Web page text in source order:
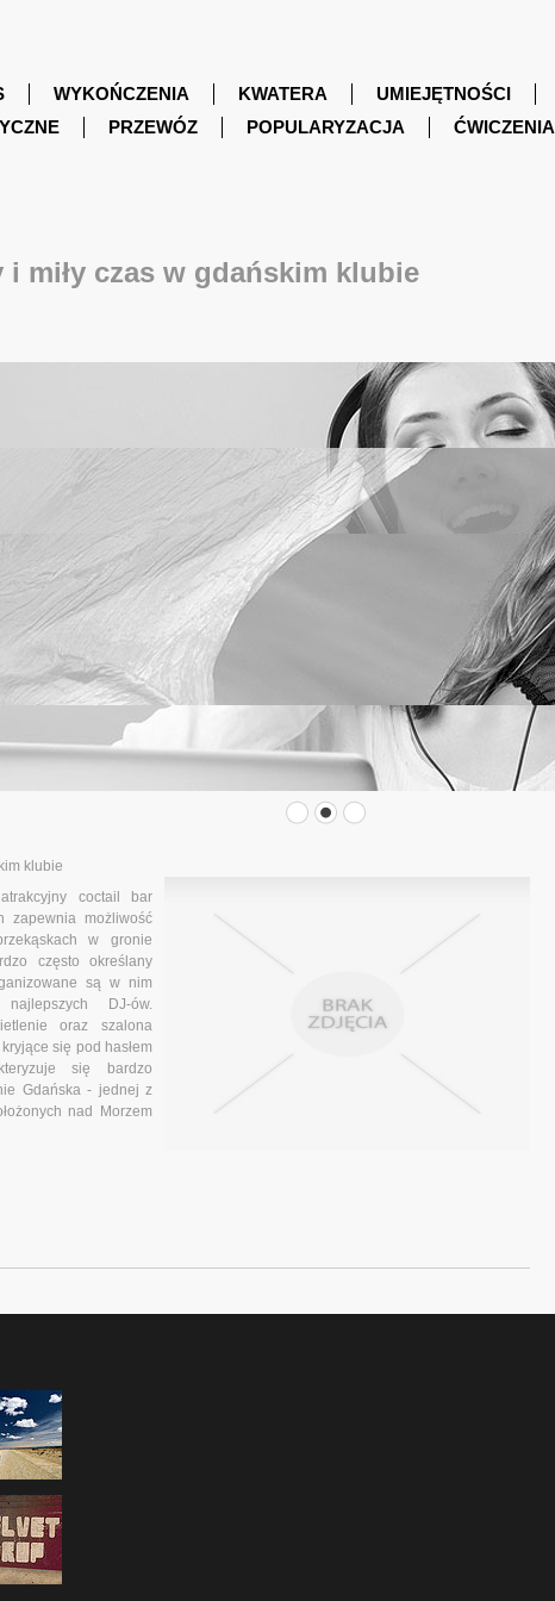
WYKOŃCZENIA KWATERA UMIEJĘTNOŚCI
PRZEWÓZ POPULARYZACJA ĆWICZENIA
i miły czas w gdańskim klubie
klubie
coctail bar
zapewnia możliwość
w gronie
często określany
są w nim
DJ-ów.
oraz szalona
się pod hasłem
się bardzo
Gdańska - jednej z
nad Morzem